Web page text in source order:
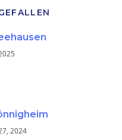
2024